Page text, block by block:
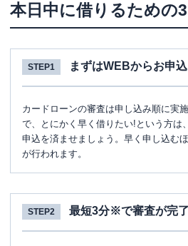
本日中に借りるための
STEP1 まずはWEBからお申込
カードローンの審査は申し込み順に実
で、とにかく早く借りたい!という方は
申込を済ませましょう。早く申し込む
が行われます。
STEP2 最短3分※で審査が完了